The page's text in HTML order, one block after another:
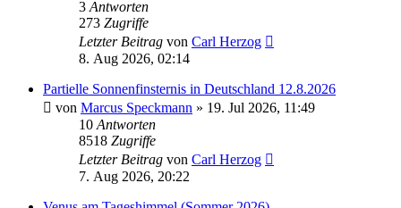
3 Antworten
273 Zugriffe
Letzter Beitrag von Carl Herzog
8. Aug 2026, 02:14
Partielle Sonnenfinsternis in Deutschland 12.8.2026
von Marcus Speckmann » 19. Jul 2026, 11:49
10 Antworten
8518 Zugriffe
Letzter Beitrag von Carl Herzog
7. Aug 2026, 20:22